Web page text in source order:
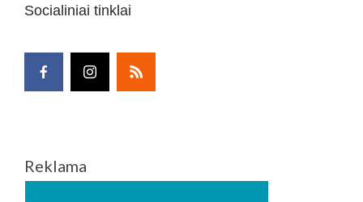
Socialiniai tinklai
Reklama